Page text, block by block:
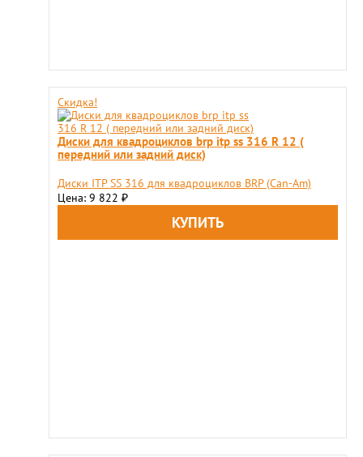
Скидка!
Диски для квадроциклов brp itp ss 316 R 12 (
передний или задний диск)
Диски ITP SS 316 для квадроциклов BRP (Can-Am)
Цена: 9 822 ₽